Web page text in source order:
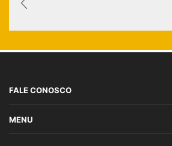
FALE CONOSCO
MENU